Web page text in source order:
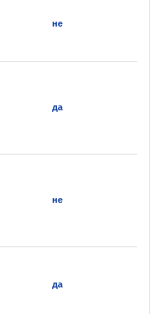
не
да
не
да